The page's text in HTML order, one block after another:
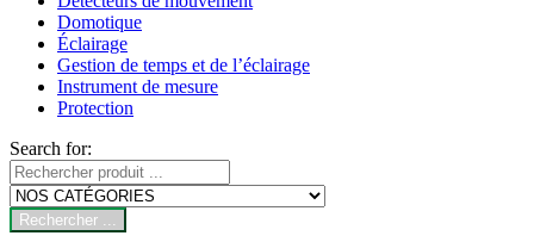
Domotique
Éclairage
Gestion de temps et de l’éclairage
Instrument de mesure
Protection
Search for:
Rechercher ...